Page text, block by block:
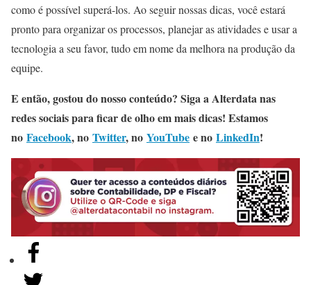
como é possível superá-los. Ao seguir nossas dicas, você estará
pronto para organizar os processos, planejar as atividades e usar a
tecnologia a seu favor, tudo em nome da melhora na produção da
equipe.
E então, gostou do nosso conteúdo? Siga a Alterdata nas
redes sociais para ficar de olho em mais dicas! Estamos
no Facebook, no Twitter, no YouTube e no LinkedIn!